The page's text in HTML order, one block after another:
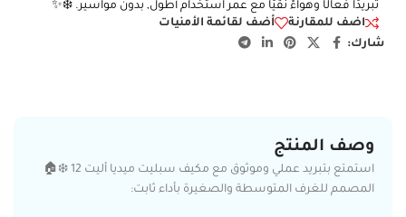
تبريدًا فعالًا وهواءً نقيًا مع عمر استخدام أطول, بدون مواسير. ❄️✨
اضف للمقارنة
أضف لقائمة الأمنيات
شارك:
وصف المنتج
استمتع بتبريد عملي وموثوق مع مكيف سبليت ميديا أليت 12 ❄️🏠
المصمم للغرف المتوسطة والصغيرة بأداء ثابت: